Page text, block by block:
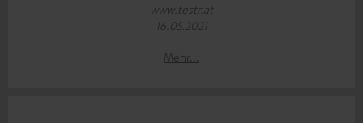
www.testr.at
16.05.2021
Mehr...